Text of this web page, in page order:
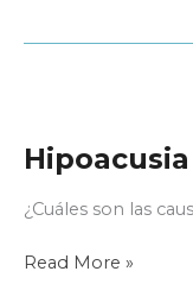
¿Cuáles son las
Hipoacusia
Read More »